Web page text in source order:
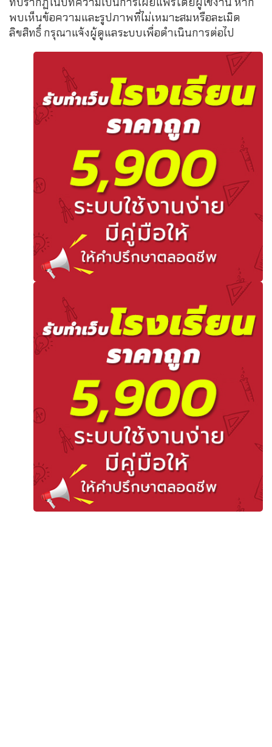
พบเห็นข้อความและรูปภาพที่ไม่เหมาะสมหรือละเมิด
ลิขสิทธิ์ กรุณาแจ้งผู้ดูแลระบบเพื่อดำเนินการต่อไป